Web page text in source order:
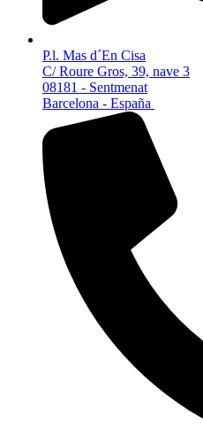
P.l. Mas d´En Cisa
C/ Roure Gros, 39, nave 3
08181 - Sentmenat
Barcelona - España